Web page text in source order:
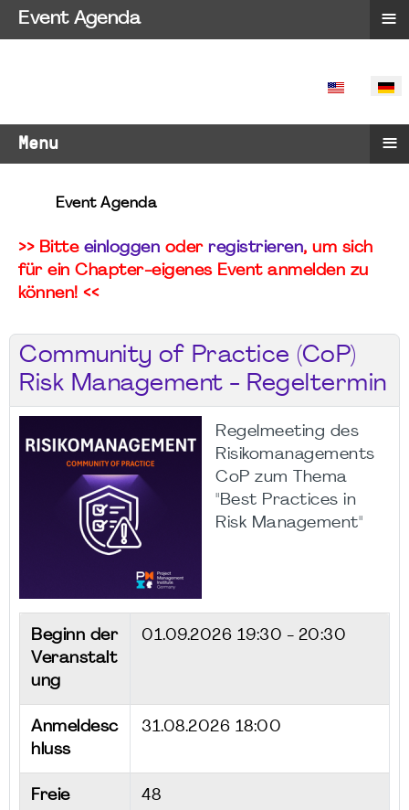
SPRACHE
Menu ≡
Event Agenda
>> Bitte einloggen oder registrieren, um sich
für ein Chapter-eigenes Event anmelden zu
können! <<
Community of Practice (CoP)
Risk Management - Regeltermin
Regelmeeting des
Risikomanagements
CoP zum Thema
"Best Practices in
Risk Management"
Beginn der
Veranstalt
ung
01.09.2026 19:30 - 20:30
Anmeldesc
hluss
31.08.2026 18:00
Freie
48
Event Agenda ≡